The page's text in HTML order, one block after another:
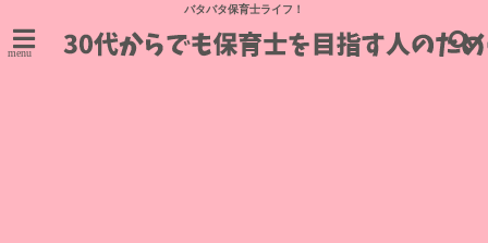
バタバタ保育士ライフ！
menu